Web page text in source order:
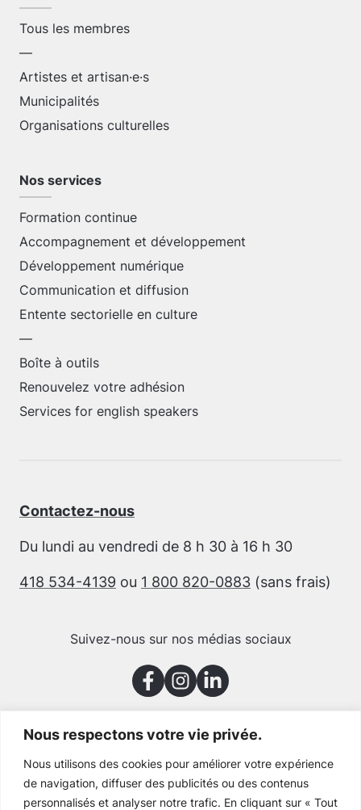
Nous respectons votre vie privée.
Nous utilisons des cookies pour améliorer votre expérience
de navigation, diffuser des publicités ou des contenus
personnalisés et analyser notre trafic. En cliquant sur « Tout
Tous les membres
—
Artistes et artisan·e·s
Municipalités
Organisations culturelles
Nos services
Formation continue
Accompagnement et développement
Développement numérique
Communication et diffusion
Entente sectorielle en culture
—
Boîte à outils
Renouvelez votre adhésion
Services for english speakers
Contactez-nous
Du lundi au vendredi de 8 h 30 à 16 h 30
418 534-4139 ou 1 800 820-0883 (sans frais)
Suivez-nous sur nos médias sociaux
Merci à nos partenaires